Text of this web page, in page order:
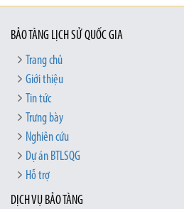
BẢO TÀNG LỊCH SỬ QUỐC GIA
Trang chủ
Giới thiệu
Tin tức
Trưng bày
Nghiên cứu
Dự án BTLSQG
Hỗ trợ
DỊCH VỤ BẢO TÀNG